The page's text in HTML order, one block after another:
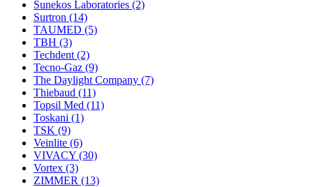
Sunekos Laboratories (2)
Surtron (14)
TAUMED (5)
TBH (3)
Techdent (2)
Tecno-Gaz (9)
The Daylight Company (7)
Thiebaud (11)
Topsil Med (11)
Toskani (1)
TSK (9)
Veinlite (6)
VIVACY (30)
Vortex (3)
ZIMMER (13)